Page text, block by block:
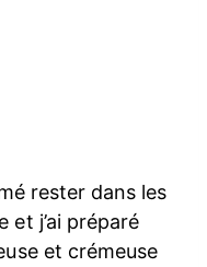
rester dans les
et j’ai préparé
et crémeuse